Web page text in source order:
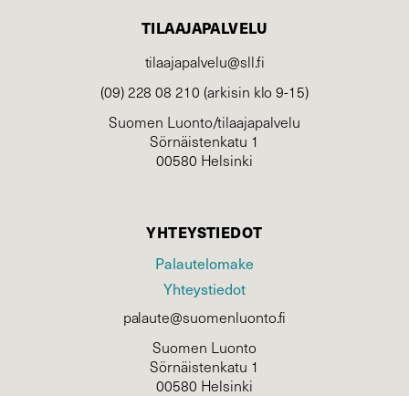
TILAAJAPALVELU
tilaajapalvelu@sll.fi
(09) 228 08 210 (arkisin klo 9-15)
Suomen Luonto/tilaajapalvelu
Sörnäistenkatu 1
00580 Helsinki
YHTEYSTIEDOT
Palautelomake
Yhteystiedot
palaute@suomenluonto.fi
Suomen Luonto
Sörnäistenkatu 1
00580 Helsinki